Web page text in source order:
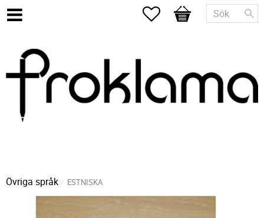
Favoriter
Kundvagn
Övriga språk ESTNISKA